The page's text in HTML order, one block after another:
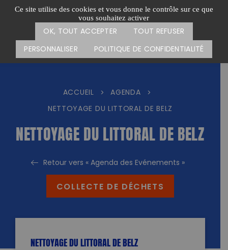
Ce site utilise des cookies et vous donne le contrôle sur ce que
vous souhaitez activer
OK, TOUT ACCEPTER
TOUT REFUSER
PERSONNALISER
POLITIQUE DE CONFIDENTIALITÉ
Passer
Menu
CARTE DES ACTIONS FAIRE UN DON
ACCUEIL > AGENDA
>
NETTOYAGE DU LITTORAL DE BELZ
NETTOYAGE DU LITTORAL DE BELZ
Retour vers « Agenda des Evénements »
COLLECTE DE DÉCHETS
NETTOYAGE DU LITTORAL DE BELZ